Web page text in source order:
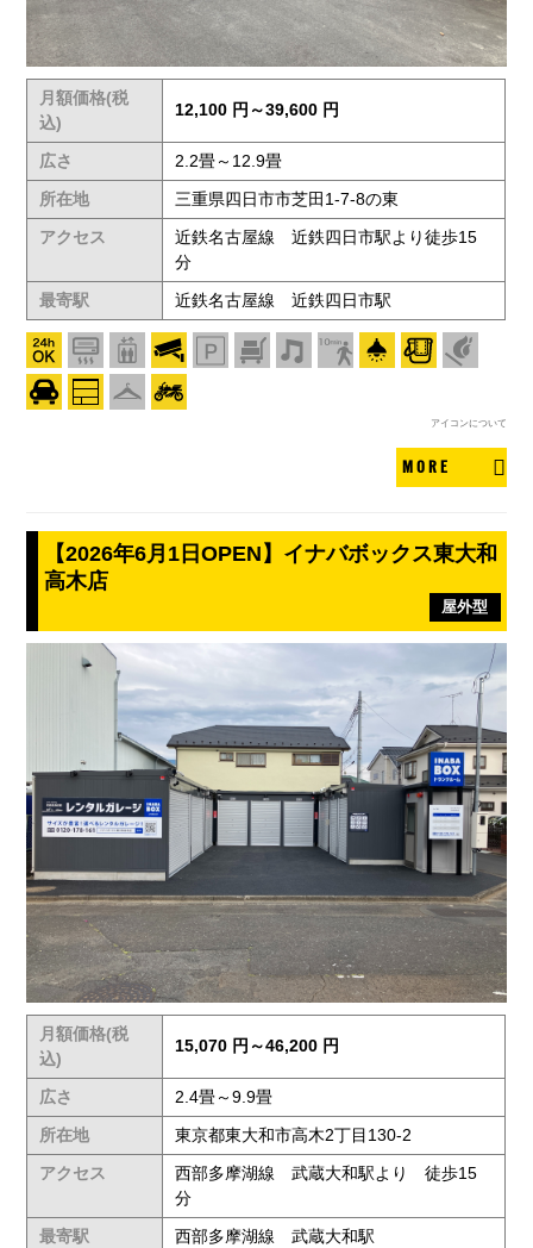
月額価格(税
込)
12,100 円～39,600 円
広さ
2.2畳～12.9畳
所在地
三重県四日市市芝田1-7-8の東
アクセス
近鉄名古屋線 近鉄四日市駅より徒歩15
分
最寄駅
近鉄名古屋線 近鉄四日市駅
アイコンについて
MORE
【2026年6月1日OPEN】イナバボックス東大和
高木店
屋外型
月額価格(税
込)
15,070 円～46,200 円
広さ
2.4畳～9.9畳
所在地
東京都東大和市高木2丁目130-2
アクセス
西部多摩湖線 武蔵大和駅より 徒歩15
分
最寄駅
西部多摩湖線 武蔵大和駅